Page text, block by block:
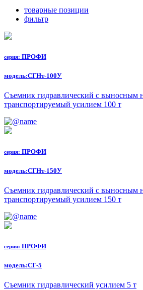
товарные позиции
фильтр
серия: ПРОФИ
модель:СГНт-100У
Съемник гидравлический с выносным
транспортируемый усилием 100 т
серия: ПРОФИ
модель:СГНт-150У
Съемник гидравлический с выносным
транспортируемый усилием 150 т
серия: ПРОФИ
модель:СГ-5
Съемник гидравлический усилием 5 т